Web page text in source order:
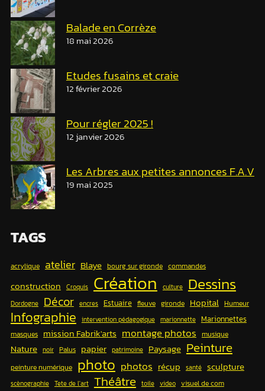
Balade en Corrèze
18 mai 2026
Etudes fusains et craie
12 février 2026
Pour régler 2025 !
12 janvier 2026
Les Arbres aux petites annonces F.A.V
19 mai 2025
TAGS
acrylique atelier Blaye bourg sur gironde commandes
construction Croquis Création culture Dessins
Dordogne Décor encres Estuaire fleuve gironde Hopital Humeur
Infographie intervention pédagogique marionnette Marionnettes
masques mission Fabrik'arts montage photos musique
Nature noir Palus papier patrimoine Paysage Peinture
peinture numérique photo photos récup santé sculpture
scènographie Tete de l'art Théâtre toile video visuel de com